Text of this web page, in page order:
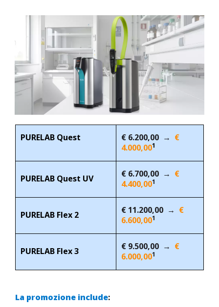
PURELAB Quest € 6.200,00 → €
4.000,001
PURELAB Quest UV € 6.700,00 → €
4.400,001
PURELAB Flex 2 € 11.200,00 → €
6.600,001
PURELAB Flex 3 € 9.500,00 → €
6.000,001
La promozione include: